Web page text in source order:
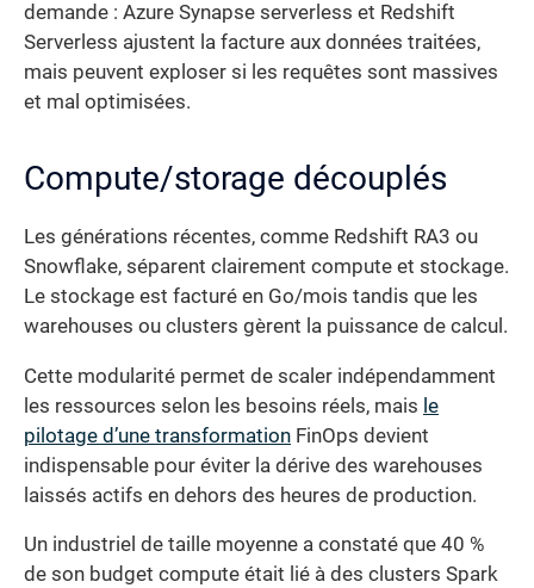
demande : Azure Synapse serverless et Redshift
Serverless ajustent la facture aux données traitées,
mais peuvent exploser si les requêtes sont massives
et mal optimisées.
Compute/storage découplés
Les générations récentes, comme Redshift RA3 ou
Snowflake, séparent clairement compute et stockage.
Le stockage est facturé en Go/mois tandis que les
warehouses ou clusters gèrent la puissance de calcul.
Cette modularité permet de scaler indépendamment
les ressources selon les besoins réels, mais le
pilotage d’une transformation FinOps devient
indispensable pour éviter la dérive des warehouses
laissés actifs en dehors des heures de production.
Un industriel de taille moyenne a constaté que 40 %
de son budget compute était lié à des clusters Spark